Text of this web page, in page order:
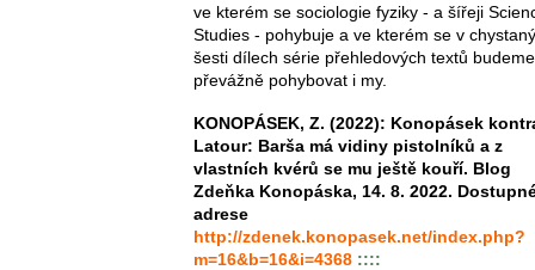
ve kterém se sociologie fyziky - a šířeji
Studies - pohybuje a ve kterém se v
šesti dílech série přehledových textů budeme
převážně pohybovat i my.
KONOPÁSEK, Z. (2022): Konopásek
Latour: Barša má vidiny pistolníků a z
vlastních kvérů se mu ještě kouří. Blog
Zdeňka Konopáska, 14. 8. 2022.
adrese
http://zdenek.konopasek.net/index.php?
m=16&b=16&i=4368 ::::